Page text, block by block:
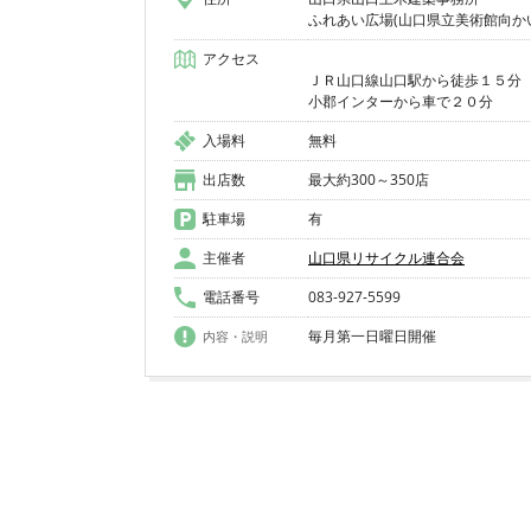
ふれあい広場(山口県立美術館向か
アクセス
ＪＲ山口線山口駅から徒歩１５分
入場料
無料
出店数
最大約300～350店
駐車場
有
主催者
山口県リサイクル連合会
電話番号
083-927-5599
内容・説明 毎月第一日曜日開催